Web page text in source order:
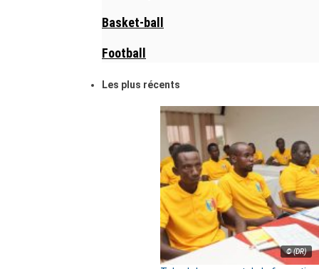
Basket-ball
Football
Les plus récents
© (DR)